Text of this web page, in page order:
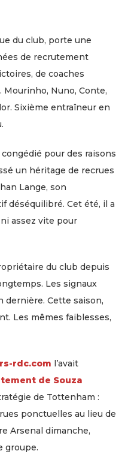
du club, porte une
de recrutement
de coaches
Nuno, Conte,
Sixième entraîneur en
pour des raisons
un héritage de recrues
Lange, son
déséquilibré. Cet été, il a
assez vite pour
du club depuis
Les signaux
dernière. Cette saison,
Les mêmes faiblesses,
rdc.com l’avait
de Souza
de Tottenham :
ponctuelles au lieu de
Arsenal dimanche,
groupe.